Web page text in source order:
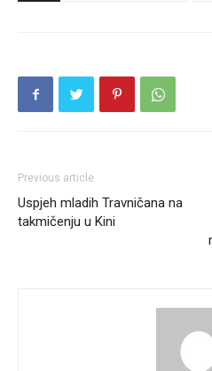
Previous article
Uspjeh mladih Travničana na
takmičenju u Kini